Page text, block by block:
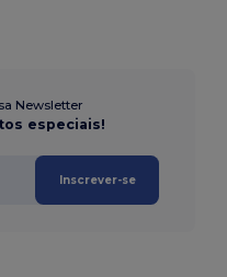
Newsletter
especiais!
Inscrever-se